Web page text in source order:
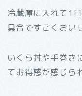
冷蔵庫に入れて1
具合ですごくおい
いくら丼や手巻き
てお得感が感じら